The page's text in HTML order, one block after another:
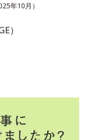
年10月）
）